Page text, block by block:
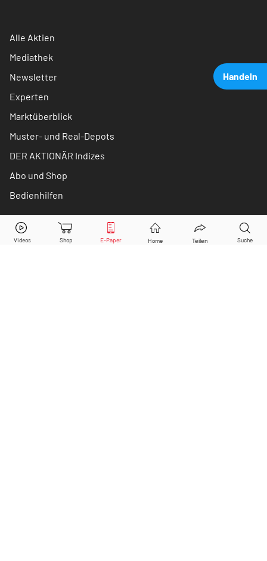
Handeln
BioNTech Aktie jetzt handeln?
Alle Aktien
Mediathek
Newsletter
Experten
Marktüberblick
Muster- und Real-Depots
DER AKTIONÄR Indizes
Abo und Shop
Bedienhilfen